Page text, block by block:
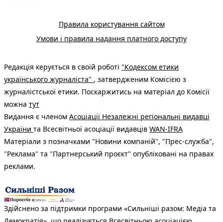
Правила користування сайтом
Умови і правила надання платного доступу
Редакція керується в своїй роботі "Кодексом етики
українського журналіста" , затвердженим Комісією з
журналістської етики. Поскаржитись на матеріал до Комісії
можна тут
Видання є членом Асоціації Незалежні регіональні видавці
України та Всесвітньої асоціації видавців WAN-IFRA
Матеріали з позначками "Новини компаній", "Прес-служба",
"Реклама" та "Партнерський проєкт" опубліковані на правах
реклами.
Здійснено за підтримки програми «Сильніші разом: Медіа та